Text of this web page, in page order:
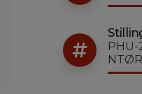
PHU-
NTØR